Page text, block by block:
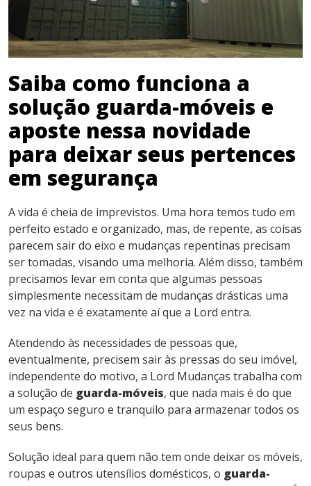
Saiba como funciona a
solução guarda-móveis e
aposte nessa novidade
para deixar seus pertences
em segurança
A vida é cheia de imprevistos. Uma hora temos tudo em
perfeito estado e organizado, mas, de repente, as coisas
parecem sair do eixo e mudanças repentinas precisam
ser tomadas, visando uma melhoria. Além disso, também
precisamos levar em conta que algumas pessoas
simplesmente necessitam de mudanças drásticas uma
vez na vida e é exatamente aí que a Lord entra.
Atendendo às necessidades de pessoas que,
eventualmente, precisem sair às pressas do seu imóvel,
independente do motivo, a Lord Mudanças trabalha com
a solução de guarda-móveis, que nada mais é do que
um espaço seguro e tranquilo para armazenar todos os
seus bens.
Solução ideal para quem não tem onde deixar os móveis,
roupas e outros utensílios domésticos, o guarda-